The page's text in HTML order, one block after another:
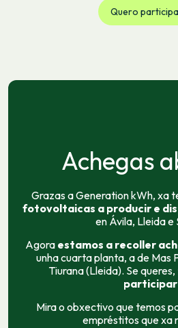
Quero
Achegas
Grazas a Generation kWh, xa
fotovoltaicas a producir e
en Ávila, Lleida e
Agora estamos a recoller
unha cuarta planta, a de Mas
Tiurana (Lleida). Se queres,
participar
Mira o obxectivo que temos
empréstitos que xa